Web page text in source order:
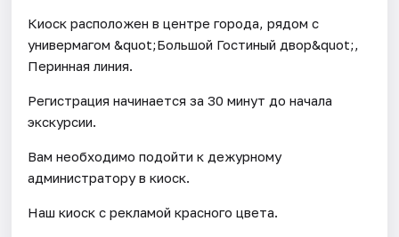
Киоск расположен в центре города, рядом с
универмагом &quot;Большой Гостиный двор&quot;,
Перинная линия.
Регистрация начинается за 30 минут до начала
экскурсии.
Вам необходимо подойти к дежурному
администратору в киоск.
Наш киоск с рекламой красного цвета.